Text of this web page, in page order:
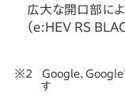
広大な開口部に
（e:HEV RS
Google、
す